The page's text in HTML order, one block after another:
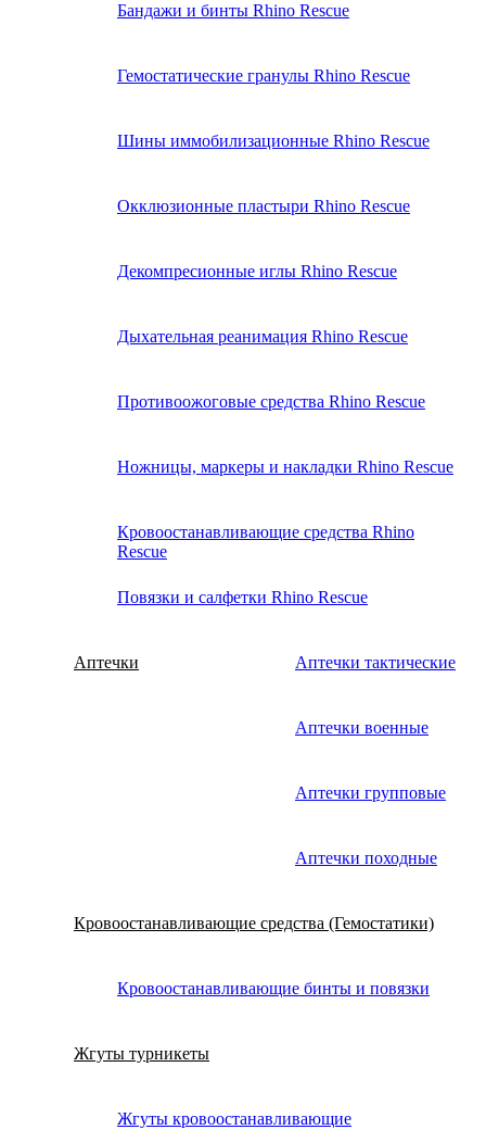
Бандажи и бинты Rhino Rescue
Гемостатические гранулы Rhino Rescue
Шины иммобилизационные Rhino Rescue
Окклюзионные пластыри Rhino Rescue
Декомпресионные иглы Rhino Rescue
Дыхательная реанимация Rhino Rescue
Противоожоговые средства Rhino Rescue
Ножницы, маркеры и накладки Rhino Rescue
Кровоостанавливающие средства Rhino
Rescue
Повязки и салфетки Rhino Rescue
Аптечки Аптечки тактические
Аптечки военные
Аптечки групповые
Аптечки походные
Кровоостанавливающие средства (Гемостатики)
Кровоостанавливающие бинты и повязки
Жгуты турникеты
Жгуты кровоостанавливающие